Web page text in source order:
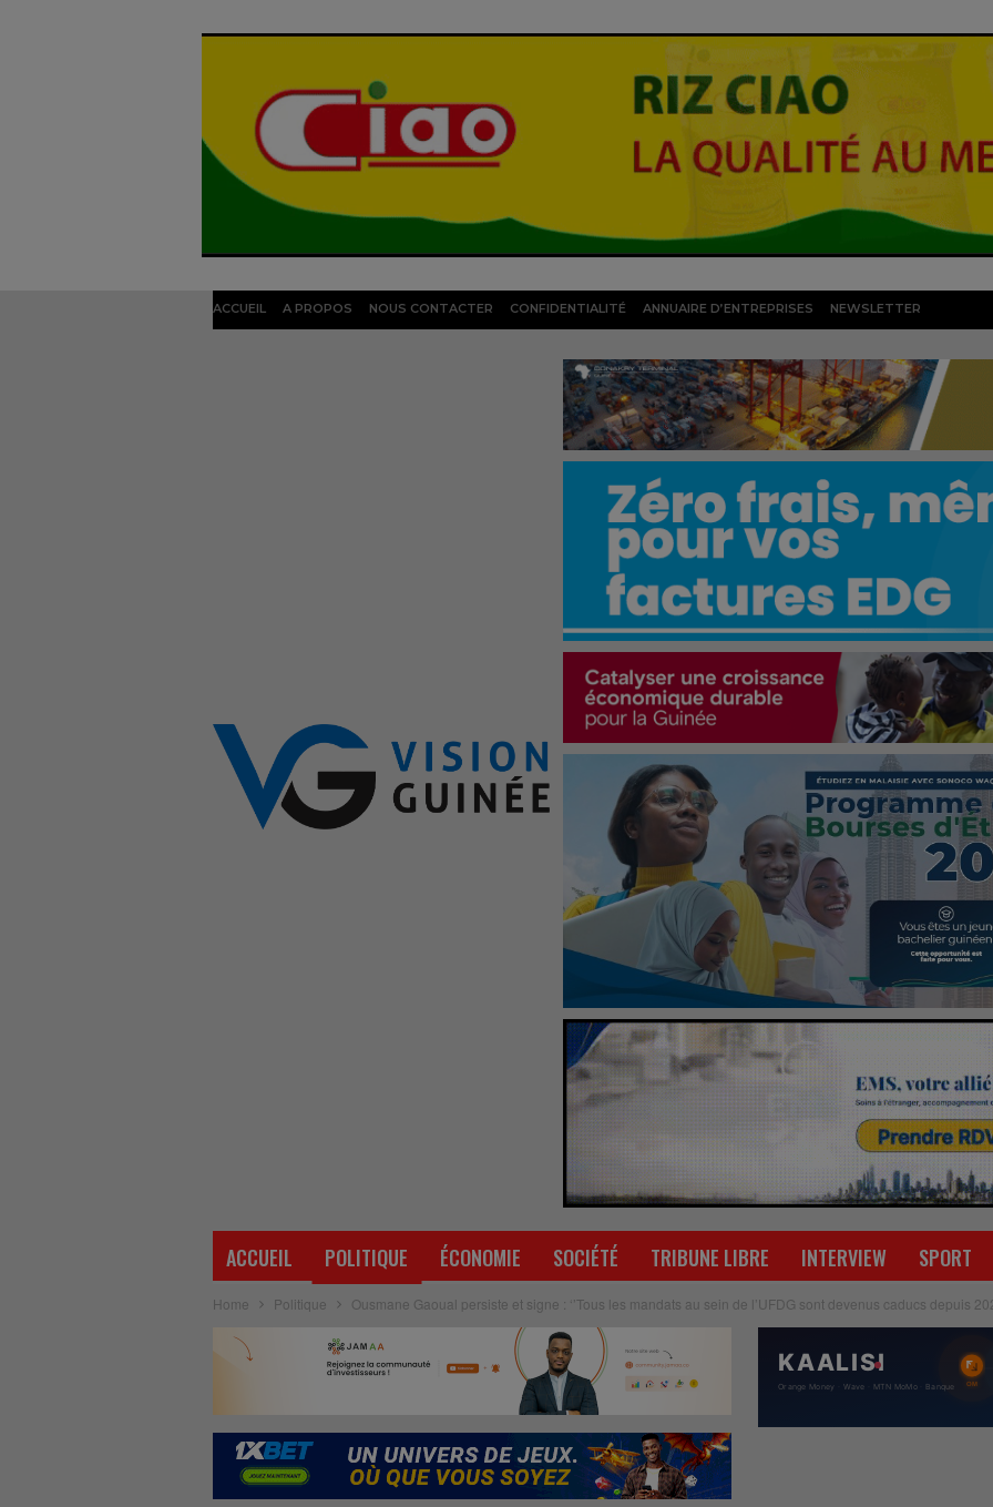
ACCUEIL A PROPOS NOUS CONTACTER CONFIDENTIALITÉ ANNUAIRE D’ENTREPRISES NEWSLETTER
ACCUEIL POLITIQUE ÉCONOMIE SOCIÉTÉ TRIBUNE LIBRE INTERVIEW SPORT
Home Politique Ousmane Gaoual persiste et signe : ‘’Tous les mandats au sein de l’UFDG sont devenus caducs depuis